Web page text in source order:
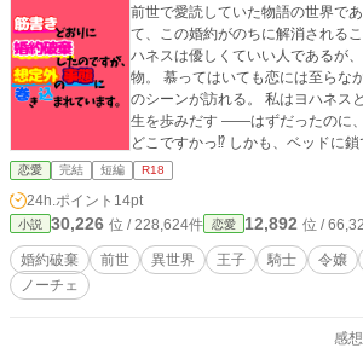
前世で愛読していた物語の世界で
て、この婚約がのちに解消されるこ
ハネスは優しくていい人であるが
物。 慕ってはいても恋には至らなかった。 やがて
のシーンが訪れる。 私はヨハネス
生を歩みだす ――はずだったのに
どこですかっ⁉︎ しかも、ベッドに
どっ⁉︎ 困惑する私の前に現れたのは、意外な人物で…… えっ
と、あなたは助けにきたわけじゃ
よね？ ※ムーンライトノベルズで公開中の同名の作品に加筆
修正(微調整？)したものをこちら
にも掲載。 8/29 15時台HOTランキング ５位、恋愛カテゴリ
ー３位ありがとうございます( ´ ▽
恋愛 完結 短編 R18
24h.ポイント 14pt
小説 30,226 位 / 228,624件 恋愛 12,892 位 /
婚約破棄 前世 異世界 王子 騎士 令嬢
ノーチェ
感